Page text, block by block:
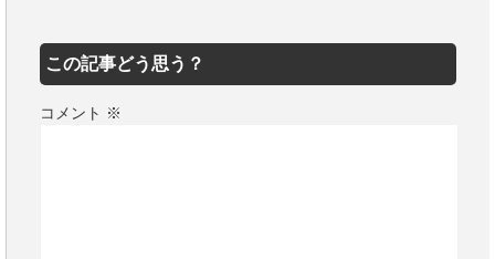
この記事どう思う？
コメント ※